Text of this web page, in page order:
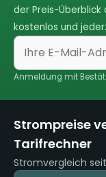
der Preis-Überblick
kostenlos und
Anmeldung mit
Strompreise
Tarifrechner
Stromvergleich